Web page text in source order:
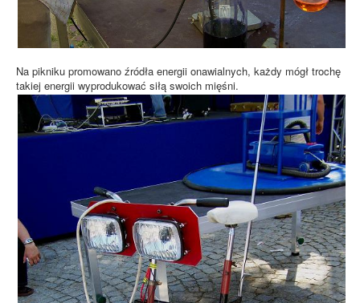
Na pikniku promowano źródła energii onawialnych, każdy mógł trochę
takiej energii wyprodukować siłą swoich mięśni.